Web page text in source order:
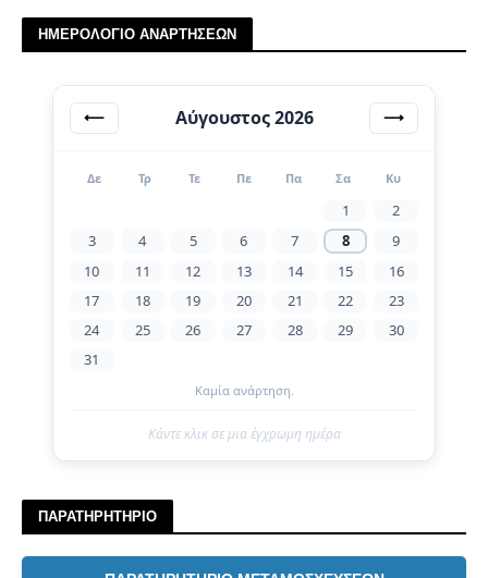
ΗΜΕΡΟΛΟΓΙΟ ΑΝΑΡΤΗΣΕΩΝ
⟵ Αύγουστος 2026 ⟶
Δε Τρ Τε Πε Πα Σα Κυ
1
2
3
4 5 6 7 8
9
10
11 12 13 14 15
16
17
18 19 20 21 22
23
24
25 26 27 28 29
30
31
Καμία ανάρτηση.
Κάντε κλικ σε μια έγχρωμη ημέρα
ΠΑΡΑΤΗΡΗΤΗΡΙΟ